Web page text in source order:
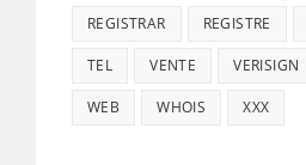
REGISTRAR REGISTRE
TEL VENTE VERISIGN
WEB WHOIS XXX